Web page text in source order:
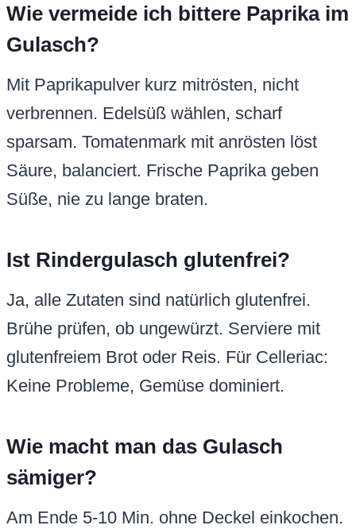
Wie vermeide ich bittere Paprika im
Gulasch?
Mit Paprikapulver kurz mitrösten, nicht
verbrennen. Edelsüß wählen, scharf
sparsam. Tomatenmark mit anrösten löst
Säure, balanciert. Frische Paprika geben
Süße, nie zu lange braten.
Ist Rindergulasch glutenfrei?
Ja, alle Zutaten sind natürlich glutenfrei.
Brühe prüfen, ob ungewürzt. Serviere mit
glutenfreiem Brot oder Reis. Für Celleriac:
Keine Probleme, Gemüse dominiert.
Wie macht man das Gulasch
sämiger?
Am Ende 5-10 Min. ohne Deckel einkochen.